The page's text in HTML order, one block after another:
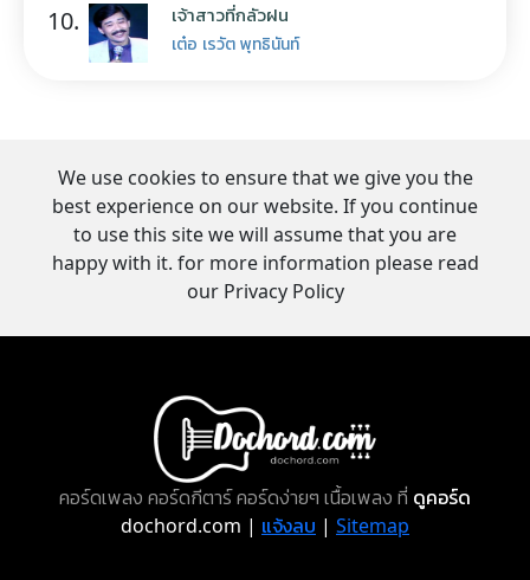
10. เจ้าสาวที่กลัวฝน
เต๋อ เรวัต พุทธินันท์
We use cookies to ensure that we give you the
best experience on our website. If you continue
to use this site we will assume that you are
happy with it. for more information please read
our Privacy Policy
คอร์ดเพลง คอร์ดกีตาร์ คอร์ดง่ายๆ เนื้อเพลง ที่ ดูคอร์ด
dochord.com | แจ้งลบ | Sitemap